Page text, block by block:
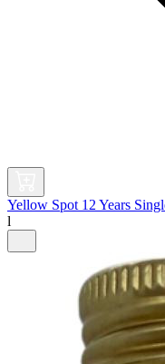
Yellow Spot 12 Years
l